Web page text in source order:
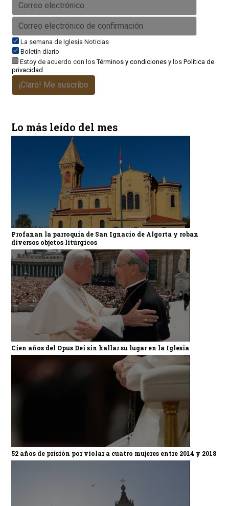
La semana de Iglesia Noticias
Boletín diario
Estoy de acuerdo con losTérminos y condicionesy los Política de
privacidad
¡Claro! Me suscribo
Lo más leído del mes
Profanan la parroquia de San Ignacio de Algorta y roban
diversos objetos litúrgicos
Cien años del Opus Dei sin hallar su lugar en la Iglesia
52 años de prisión por violar a cuatro mujeres entre 2014 y 2018